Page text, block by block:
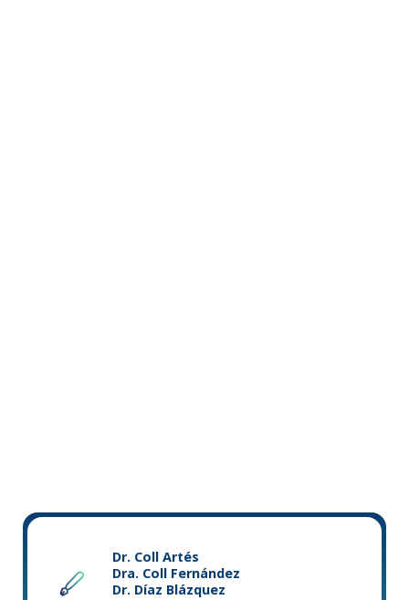
Dr. Coll Artés
Dra. Coll Fernández
Dr. Díaz Blázquez